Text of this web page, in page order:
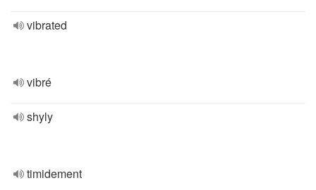
vibrated
vibré
shyly
timidement